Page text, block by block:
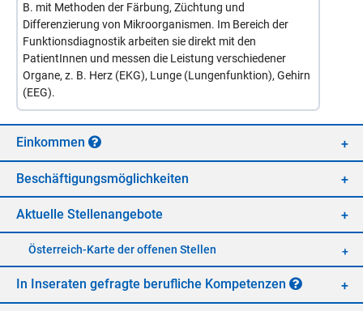
B. mit Methoden der Färbung, Züchtung und
Differenzierung von Mikroorganismen. Im Bereich der
Funktionsdiagnostik arbeiten sie direkt mit den
PatientInnen und messen die Leistung verschiedener
Organe, z. B. Herz (EKG), Lunge (Lungenfunktion), Gehirn
(EEG).
Ein­kom­men
Be­schäf­ti­gungs­mög­lich­kei­ten
Ak­tu­el­le Stel­len­an­ge­bo­te
Öster­reich-Kar­te der of­fe­nen Stel­len
In In­se­ra­ten ge­frag­te be­ruf­li­che Kom­pe­ten­zen